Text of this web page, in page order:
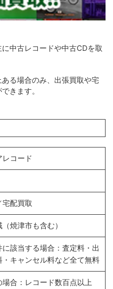
中古レコードや中古CDを取
る場合のみ、出張買取や宅
きます。
レコード
宅配買取
焼津市も含む）
該当する場合：査定料・出
・キャンセル料など全て無料
場合：レコード数百点以上